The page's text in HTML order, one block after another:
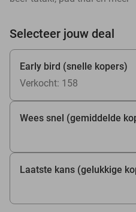
Selecteer jouw deal
Early bird (snelle kopers)
Verkocht: 158
Wees snel (gemiddelde
Laatste kans (gelukkige